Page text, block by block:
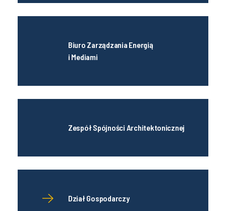
Biuro Zarządzania Energią
i Mediami
Zespół Spójności Architektonicznej
Dział Gospodarczy